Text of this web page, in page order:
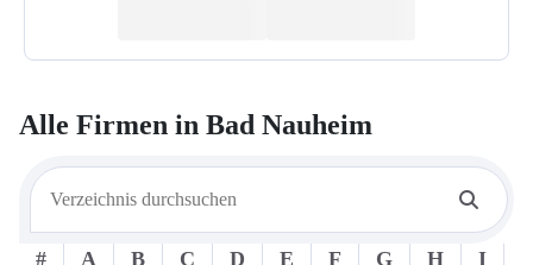
Alle Firmen in Bad Nauheim
# A B C D E F G H
I